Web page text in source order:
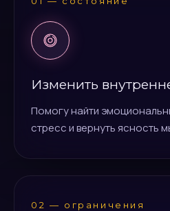
Изменить
Помогу найти
стресс и вернуть ясность
02 — ограничения